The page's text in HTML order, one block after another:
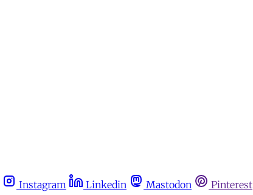
Instagram Linkedin Mastodon Pinterest